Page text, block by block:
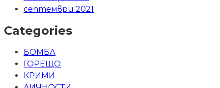
септември 2021
Categories
БОМБА
ГОРЕЩО
КРИМИ